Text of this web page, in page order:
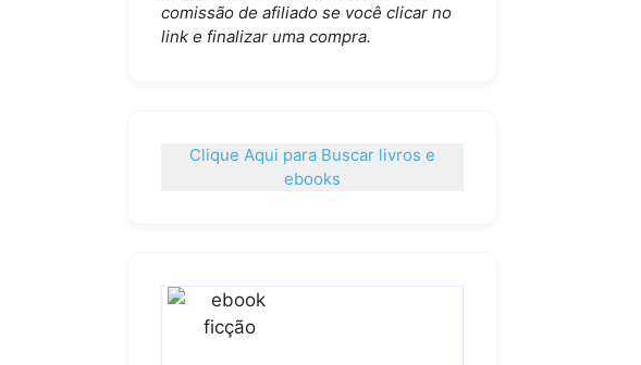
comissão de afiliado se você clicar no
link e finalizar uma compra.
Clique Aqui para Buscar livros e
ebooks